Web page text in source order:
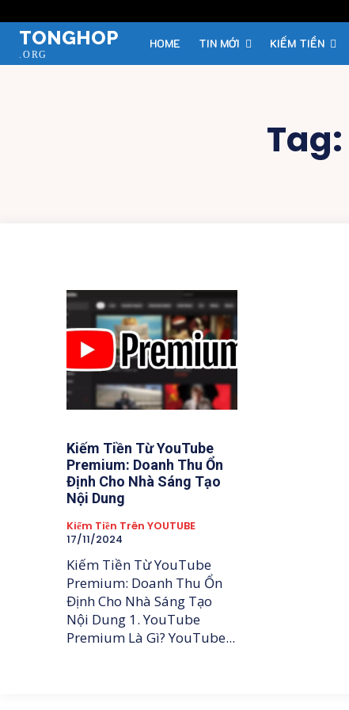
TONGHOP
.ORG
HOME TIN MỚI KIẾM TIỀN
Tag:
Kiếm Tiền Từ YouTube
Premium: Doanh Thu Ổn
Định Cho Nhà Sáng Tạo
Nội Dung
Kiếm Tiền Trên YOUTUBE
17/11/2024
Kiếm Tiền Từ YouTube
Premium: Doanh Thu Ổn
Định Cho Nhà Sáng Tạo
Nội Dung 1. YouTube
Premium Là Gì? YouTube...